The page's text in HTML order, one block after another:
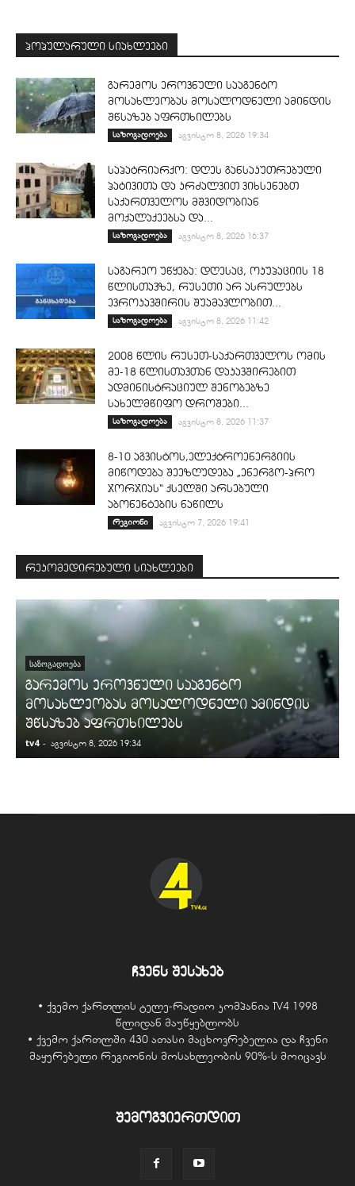
პოპულარული სიახლეები
გარემოს ეროვნული სააგენტო
მოსახლეობას მოსალოდნელი ამინდის
შწსაზებ აფრთხილებს
საზოგადოება აგვისტო 8, 2026 19:34
საპატრიარქო: დღეს განსაკუთრებული
პატივითა და კრძალვით ვიხსენებთ
საქართველოს მშვიდობიან
მოქალაქეებსა და...
საზოგადოება აგვისტო 8, 2026 16:37
საგარეო უწყება: დღესაც, ოკუპაციის 18
წლისთავზე, რუსეთი არ ასრულებს
ევროკავშირის შუამავლობით...
საზოგადოება აგვისტო 8, 2026 11:42
2008 წლის რუსეთ-საქართველოს ომის
მე-18 წლისთავთან დაკავშირებით
ადმინისტრაციულ შენობებზე
სახელმწიფო დროშები...
საზოგადოება აგვისტო 8, 2026 11:37
8-10 აგვისტოს,ელექტროენერგიის
მიწოდება შეეზღუდება „ენერგო-პრო
ჯორჯიას“ ქსელში არსებული
აბონენტების ნაწილს
რეგიონი აგვისტო 7, 2026 19:41
რეკომედირებული სიახლეები
ᲡᲐᲖᲝᲒᲐᲓᲝᲔᲑᲐ
გარემოს ეროვნული სააგენტო
მოსახლეობას მოსალოდნელი ამინდის
შწსაზებ აფრთხილებს
tv4 - აგვისტო 8, 2026 19:34
ჩვენს შესახებ
• ქვემო ქართლის ტელე-რადიო კომპანია TV4 1998
წლიდან მაუწყებლობს
• ქვემო ქართლში 430 ათასი მაცხოვრებელია და ჩვენი
მაყურებელი რეგიონის მოსახლეობის 90%-ს მოიცავს
შემოგვიერთდით